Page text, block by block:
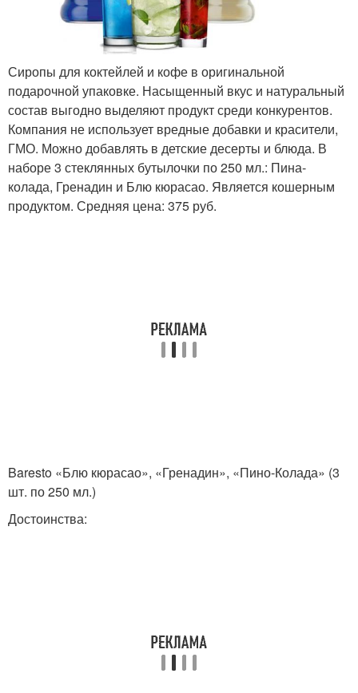
Сиропы для коктейлей и кофе в оригинальной
подарочной упаковке. Насыщенный вкус и натуральный
состав выгодно выделяют продукт среди конкурентов.
Компания не использует вредные добавки и красители,
ГМО. Можно добавлять в детские десерты и блюда. В
наборе 3 стеклянных бутылочки по 250 мл.: Пина-
колада, Гренадин и Блю кюрасао. Является кошерным
продуктом. Средняя цена: 375 руб.
Baresto «Блю кюрасао», «Гренадин», «Пино-Колада» (3
шт. по 250 мл.)
Достоинства: